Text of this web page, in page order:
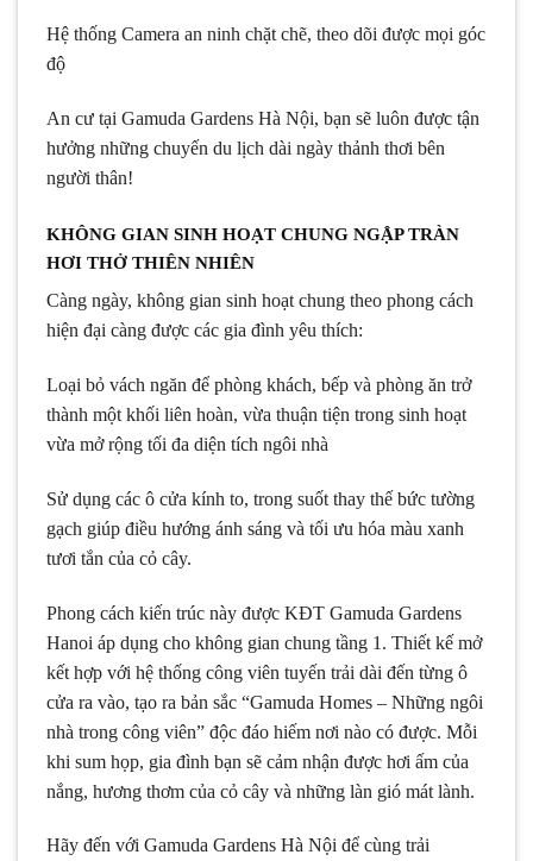
Hệ thống Camera an ninh chặt chẽ, theo dõi được mọi góc
độ
An cư tại Gamuda Gardens Hà Nội, bạn sẽ luôn được tận
hưởng những chuyến du lịch dài ngày thảnh thơi bên
người thân!
KHÔNG GIAN SINH HOẠT CHUNG NGẬP TRÀN
HƠI THỞ THIÊN NHIÊN
Càng ngày, không gian sinh hoạt chung theo phong cách
hiện đại càng được các gia đình yêu thích:
Loại bỏ vách ngăn để phòng khách, bếp và phòng ăn trở
thành một khối liên hoàn, vừa thuận tiện trong sinh hoạt
vừa mở rộng tối đa diện tích ngôi nhà
Sử dụng các ô cửa kính to, trong suốt thay thế bức tường
gạch giúp điều hướng ánh sáng và tối ưu hóa màu xanh
tươi tắn của cỏ cây.
Phong cách kiến trúc này được KĐT Gamuda Gardens
Hanoi áp dụng cho không gian chung tầng 1. Thiết kế mở
kết hợp với hệ thống công viên tuyến trải dài đến từng ô
cửa ra vào, tạo ra bản sắc “Gamuda Homes – Những ngôi
nhà trong công viên” độc đáo hiếm nơi nào có được. Mỗi
khi sum họp, gia đình bạn sẽ cảm nhận được hơi ấm của
nắng, hương thơm của cỏ cây và những làn gió mát lành.
Hãy đến với Gamuda Gardens Hà Nội để cùng trải